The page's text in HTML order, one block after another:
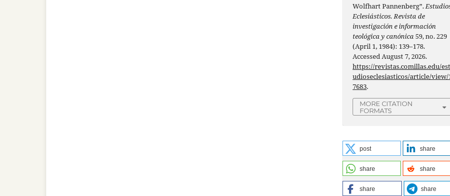
Wolfhart Pannenberg”.
Eclesiásticos. Revista de
investigación e información
teológica y canónica59, no. 229
(April 1, 1984): 139–178.
Accessed August 7, 2026.
https://revistas.comillas.edu/est
udioseclesiasticos/article/view/
7683.
MORE CITATION
FORMATS
post share
share share
share share